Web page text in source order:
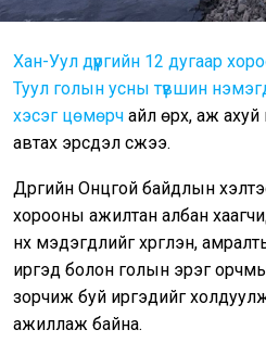
Хан-Уул дүүргийн 12 дугаар
Туул голын усны түвшин
хэсэг цөмөрч айл өрх, аж ахуй
автах эрсдэл үүсжээ.
Дүүргийн Онцгой байдлын
хорооны ажилтан албан
нүүх мэдэгдлийг хүргүүлэн,
иргэд болон голын эрэг
зорчиж буй иргэдийг
ажиллаж байна.